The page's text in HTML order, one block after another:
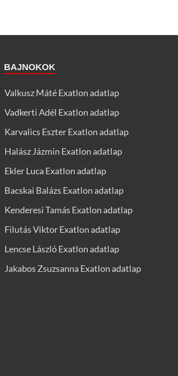
BAJNOKOK
Valkusz Máté Exatlon adatlap
Vadkerti Adél Exatlon adatlap
Karvalics Eszter Exatlon adatlap
Halász Jázmin Exatlon adatlap
Ekler Luca Exatlon adatlap
Bacskai Balázs Exatlon adatlap
Kenderesi Tamás Exatlon adatlap
Filutás Viktor Exatlon adatlap
Lencse László Exatlon adatlap
Jakabos Zsuzsanna Exatlon adatlap